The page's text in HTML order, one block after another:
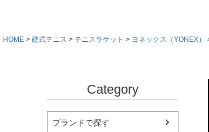
HOME 硬式テニス テニスラケット ヨネックス（YONEX）
Category
ブランドで探す